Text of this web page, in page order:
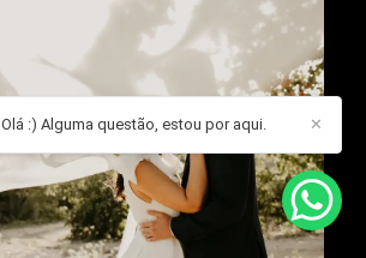
✕
Olá :) Alguma questão, estou por aqui.